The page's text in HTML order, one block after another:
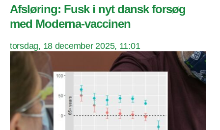
Afsløring: Fusk i nyt dansk forsøg
med Moderna-vaccinen
torsdag, 18 december 2025, 11:01